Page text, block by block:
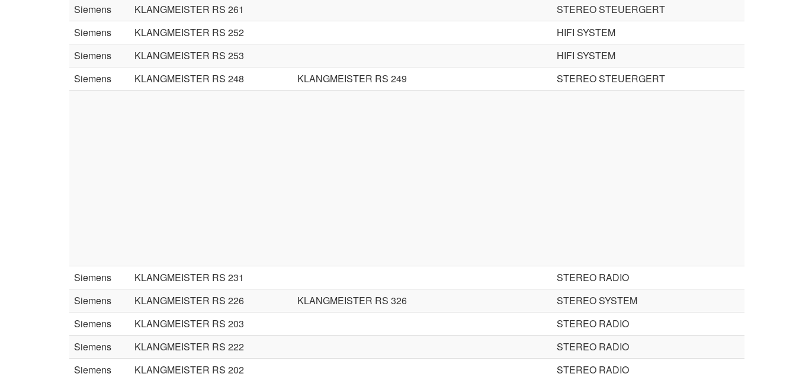
Siemens
KLANGMEISTER RS 261
STEREO STEUERGERT
Siemens
KLANGMEISTER RS 252
HIFI SYSTEM
Siemens
KLANGMEISTER RS 253
HIFI SYSTEM
Siemens
KLANGMEISTER RS 248 KLANGMEISTER RS 249 STEREO STEUERGERT
Siemens KLANGMEISTER RS 231
STEREO RADIO
Siemens
KLANGMEISTER RS 226 KLANGMEISTER RS 326
STEREO SYSTEM
Siemens
KLANGMEISTER RS 203
STEREO RADIO
Siemens
KLANGMEISTER RS 222
STEREO RADIO
Siemens
KLANGMEISTER RS 202
STEREO RADIO